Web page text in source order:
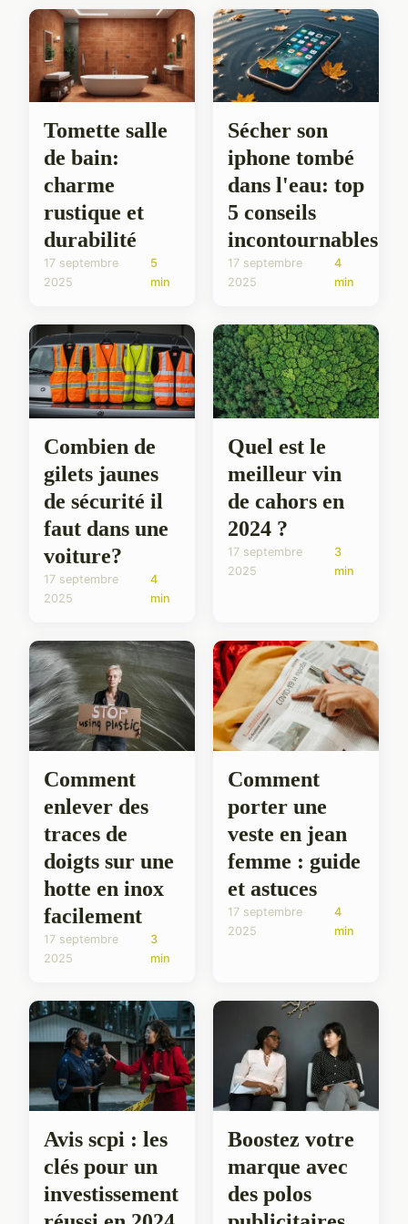
Tomette salle
de bain:
charme
rustique et
durabilité
17 septembre
2025
5
min
Sécher son
iphone tombé
dans l'eau: top
5 conseils
incontournables
17 septembre
2025
4
min
Combien de
gilets jaunes
de sécurité il
faut dans une
voiture?
17 septembre
2025
4
min
Quel est le
meilleur vin
de cahors en
2024 ?
17 septembre
2025
3
min
Comment
enlever des
traces de
doigts sur une
hotte en inox
facilement
17 septembre
2025
3
min
Comment
porter une
veste en jean
femme : guide
et astuces
17 septembre
2025
4
min
Avis scpi : les
clés pour un
investissement
Boostez votre
marque avec
des polos